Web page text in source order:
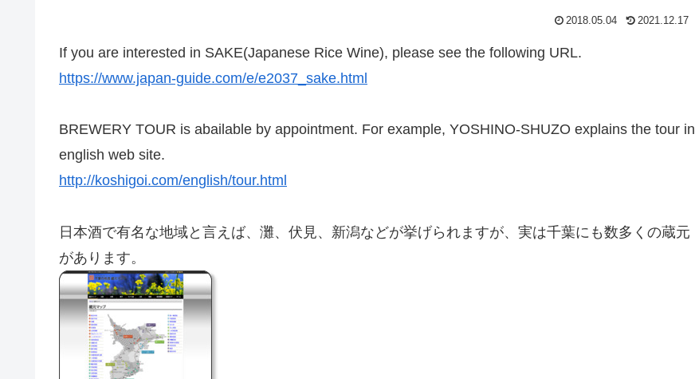
2018.05.04 2021.12.17
If you are interested in SAKE(Japanese Rice Wine), please see the following URL.
https://www.japan-guide.com/e/e2037_sake.html
BREWERY TOUR is abailable by appointment. For example, YOSHINO-SHUZO explains the tour in
english web site.
http://koshigoi.com/english/tour.html
日本酒で有名な地域と言えば、灘、伏見、新潟などが挙げられますが、実は千葉にも数多くの蔵元
があります。